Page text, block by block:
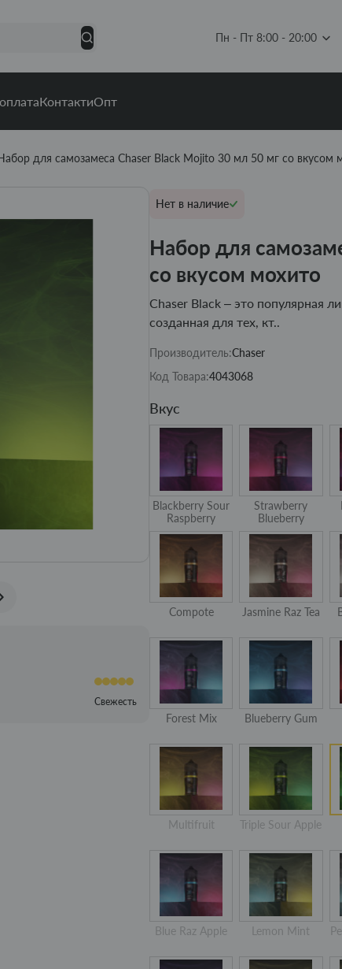
Пн - Пт 8:00 - 20:00
КонтактиОпт
для самозамеса Chaser Black Mojito 30 мл 50 мг со вкусом
Свежесть
Нет в наличие
Набор для
со вкусом мохито
Chaser Black – это популярная
созданная для тех, кт..
Производитель:Chaser
Код Товара:4043068
Вкус
Blackberry Sour
Raspberry
Strawberry
Blueberry
Compote Jasmine Raz Tea
Forest Mix Blueberry Gum
Multifruit Triple Sour Apple
Blue Raz Apple Lemon Mint